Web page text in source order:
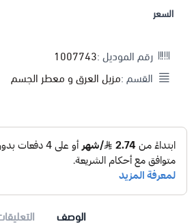
السعر
رقم الموديل : 1007743
القسم : مزيل العرق و معطر الجسم
الوصف التعليقات